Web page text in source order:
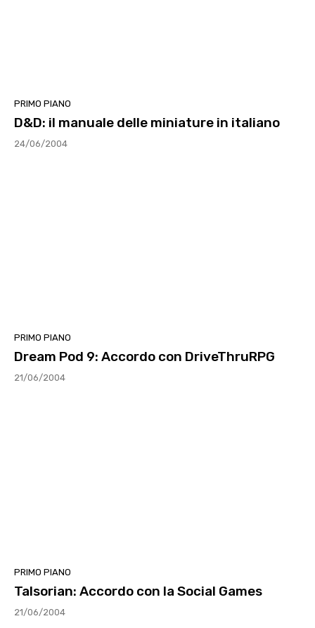
PRIMO PIANO
D&D: il manuale delle miniature in italiano
24/06/2004
PRIMO PIANO
Dream Pod 9: Accordo con DriveThruRPG
21/06/2004
PRIMO PIANO
Talsorian: Accordo con la Social Games
21/06/2004